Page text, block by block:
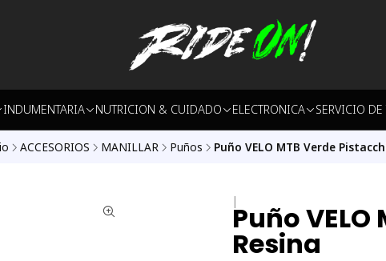
INDUMENTARIA NUTRICION & CUIDADO ELECTRONICA SERVICIO DE
ACCESORIOS MANILLAR Puños Puño VELO MTB Verde
|Puño
Resina